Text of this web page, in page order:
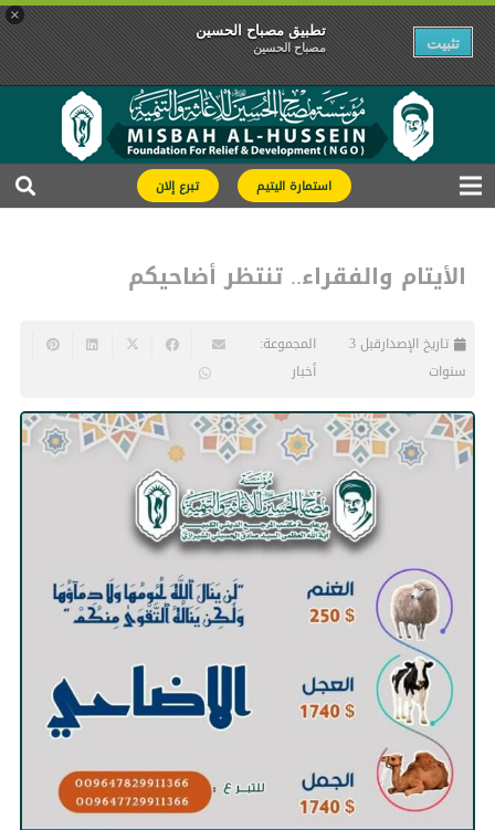
×
تطبیق مصباح الحسین
مصباح الحسین تثبیت
استمارة اليتيم تبرع إلان
الأيتام والفقراء.. تنتظر أضاحيكم
تاريخ الإصدار
قبل 3
سنوات
المجموعة:
أخبار